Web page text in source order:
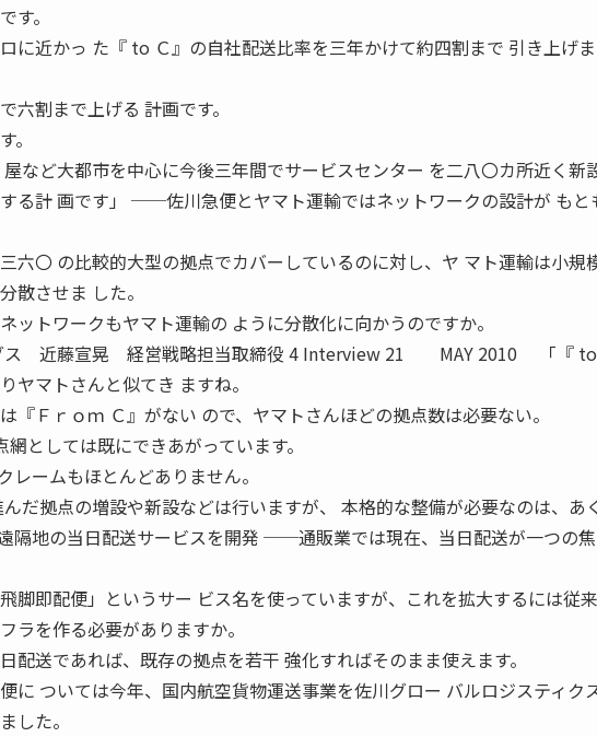
す。
に近かっ た『 to Ｃ』の自社配送比率を三年かけて約四割まで 引き上げ
六割まで上げる 計画です。
。
など大都市を中心に今後三年間でサービスセンター を二八〇カ所近く新
る計 画です」 ──佐川急便とヤマト運輸ではネットワークの設計が もと
六〇 の比較的大型の拠点でカバーしているのに対し、ヤ マト運輸は小規
散させま した。
ットワークもヤマト運輸の ように分散化に向かうのですか。
ス 近藤宣晃 経営戦略担当取締役 4 Interview 21 MAY 2010 「『 to
ヤマトさんと似てき ますね。
『Ｆｒｏｍ Ｃ』がない ので、ヤマトさんほどの拠点数は必要ない。
としては既にできあがっています。
レームもほとんどありません。
だ拠点の増設や新設などは行いますが、 本格的な整備が必要なのは、あ
隔地の当日配送サービスを開発 ──通販業では現在、当日配送が一つの
脚即配便」というサー ビス名を使っていますが、これを拡大するには従
ラを作る必要がありますか。
配送であれば、既存の拠点を若干 強化すればそのまま使えます。
に ついては今年、国内航空貨物運送事業を佐川グロー バルロジスティク
した。